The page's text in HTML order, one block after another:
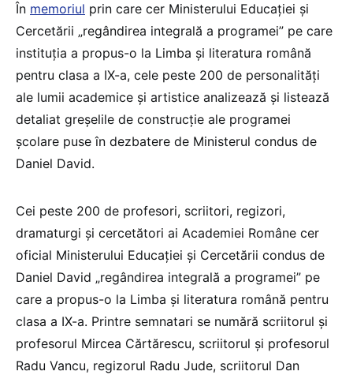
În memoriul prin care cer Ministerului Educației și
Cercetării „regândirea integrală a programei” pe care
instituția a propus-o la Limba și literatura română
pentru clasa a IX-a, cele peste 200 de personalități
ale lumii academice și artistice analizează și listează
detaliat greșelile de construcție ale programei
școlare puse în dezbatere de Ministerul condus de
Daniel David.
Cei peste 200 de profesori, scriitori, regizori,
dramaturgi și cercetători ai Academiei Române cer
oficial Ministerului Educației și Cercetării condus de
Daniel David „regândirea integrală a programei” pe
care a propus-o la Limba și literatura română pentru
clasa a IX-a. Printre semnatari se numără scriitorul și
profesorul Mircea Cărtărescu, scriitorul și profesorul
Radu Vancu, regizorul Radu Jude, scriitorul Dan